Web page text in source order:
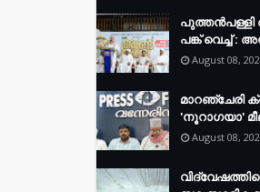
പുത്തൻപള്ളി
പങ്ക് വെച്ച് :
August 08,
മാറഞ്ചേരി
'നൂറാഗയാ'
August 08,